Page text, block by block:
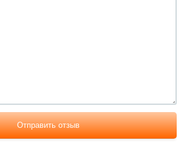
Отправить отзыв